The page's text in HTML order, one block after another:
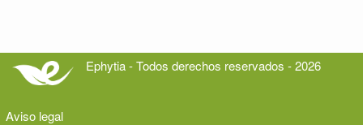
Ephytia - Todos derechos reservados - 2026
Aviso legal